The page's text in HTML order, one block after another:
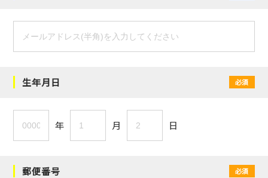
生年月日 必須
年 月 日
郵便番号 必須